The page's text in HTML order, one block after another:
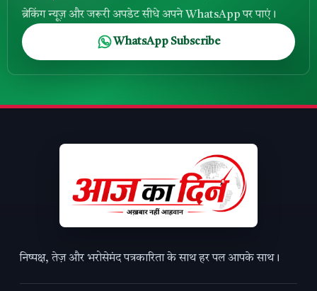
ब्रेकिंग न्यूज़ और जरूरी अपडेट सीधे अपने WhatsApp पर पाएं।
WhatsApp Subscribe
निष्पक्ष, तेज़ और भरोसेमंद पत्रकारिता के साथ हर पल आपके साथ।